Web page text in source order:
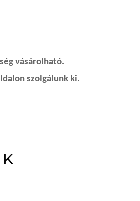
vásárolható.
szolgálunk ki.